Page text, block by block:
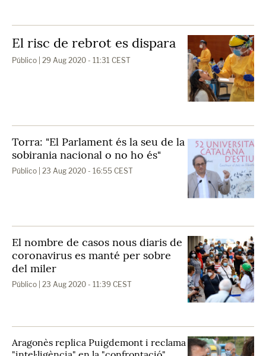
El risc de rebrot es dispara
Público | 29 Aug 2020 - 11:31 CEST
Torra: "El Parlament és la seu de la
sobirania nacional o no ho és"
Público | 23 Aug 2020 - 16:55 CEST
El nombre de casos nous diaris de
coronavirus es manté per sobre
del miler
Público | 23 Aug 2020 - 11:39 CEST
Aragonès replica Puigdemont i reclama